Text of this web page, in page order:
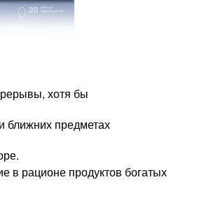
хотя бы
ближних предметах
в рационе продуктов богатых